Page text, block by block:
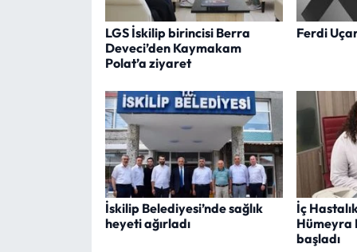
LGS İskilip birincisi Berra
Deveci’den Kaymakam
Polat’a ziyaret
Ferdi
İskilip Belediyesi’nde sağlık
heyeti ağırladı
İç
Hümeyra
başladı